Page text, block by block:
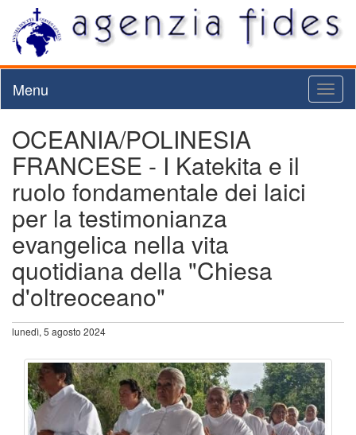
Menu
OCEANIA/POLINESIA
FRANCESE - I Katekita e il
ruolo fondamentale dei laici
per la testimonianza
evangelica nella vita
quotidiana della "Chiesa
d'oltreoceano"
lunedì, 5 agosto 2024